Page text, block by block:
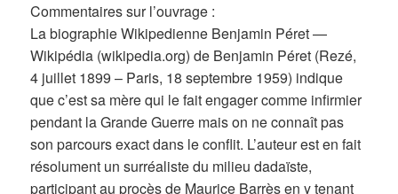
Commentaires sur l’ouvrage :
La biographie Wikipedienne Benjamin Péret —
Wikipédia (wikipedia.org) de Benjamin Péret (Rezé,
4 juillet 1899 – Paris, 18 septembre 1959) indique
que c’est sa mère qui le fait engager comme infirmier
pendant la Grande Guerre mais on ne connaît pas
son parcours exact dans le conflit. L’auteur est en fait
résolument un surréaliste du milieu dadaïste,
participant au procès de Maurice Barrès en y tenant